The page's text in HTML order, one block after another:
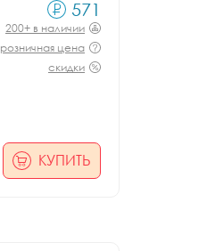
571
200+ в наличии
розничная цена
скидки
КУПИТЬ